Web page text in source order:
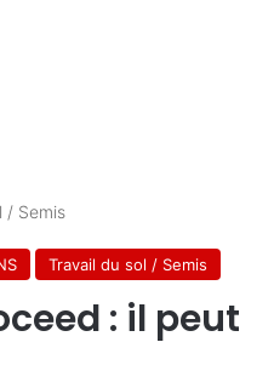
/ Semis
Travail du sol / Semis
: il peut